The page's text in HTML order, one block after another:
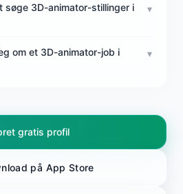
3D-animator-stillinger i
▾
om et 3D-animator-job i
▾
gratis profil
på App Store